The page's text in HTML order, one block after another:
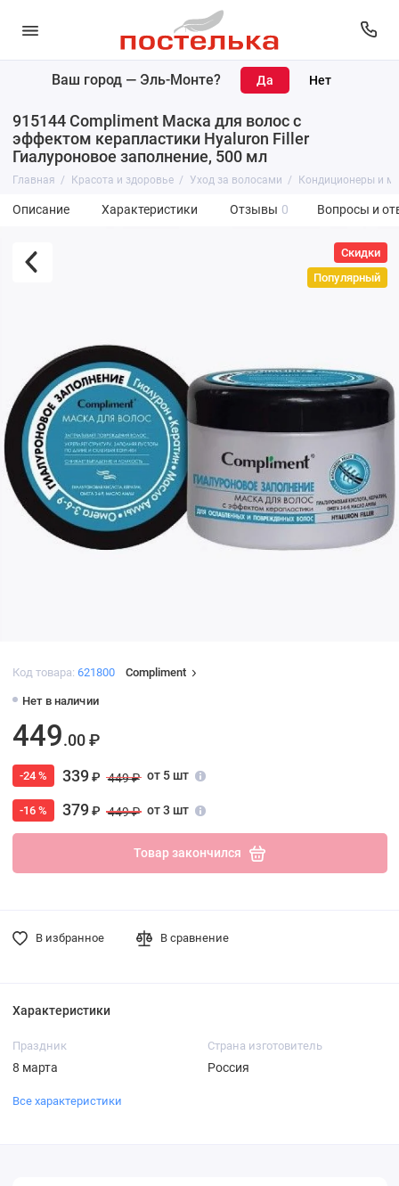
Ваш город — Эль-Монте?
915144 Compliment Маска для волос с
эффектом керапластики Hyaluron Filler
Гиалуроновое заполнение, 500 мл
Главная Красота и здоровье Уход за волосами Кондиционеры и
Описание Характеристики Отзывы 0 Вопросы и
Скидки
Популярный
Код товара: 621800 Compliment
Нет в наличии
449.00 ₽
-24 % 339₽ 449 ₽ от 5 шт
-16 % 379₽ 449 ₽ от 3 шт
Товар закончился
В избранное В сравнение
Характеристики
Праздник
8 марта
Страна изготовитель
Россия
Все характеристики